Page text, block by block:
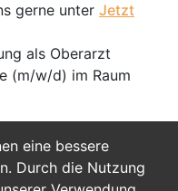
eine bessere
Durch die Nutzung
gerne unter Jetzt
als Oberarzt
(m/w/d) im Raum